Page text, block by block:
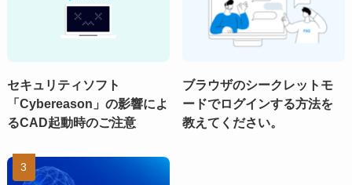
セキュリティソフト
「Cybereason」の影響によ
るCAD起動時のご注意
ブラウザのシークレットモ
ードでログインする方法を
教えてください。